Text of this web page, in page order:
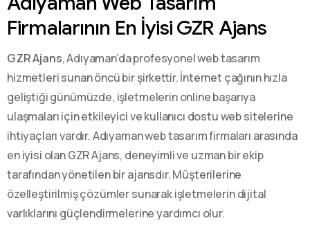
Firmalarının En İyisi GZR Ajans
GZR Ajans, Adıyaman’da profesyonel web tasarım
hizmetleri sunan öncü bir şirkettir. İnternet çağının hızla
geliştiği günümüzde, işletmelerin online başarıya
ulaşmaları için etkileyici ve kullanıcı dostu web sitelerine
ihtiyaçları vardır. Adıyaman web tasarım firmaları arasında
en iyisi olan GZR Ajans, deneyimli ve uzman bir ekip
tarafından yönetilen bir ajansdır. Müşterilerine
özelleştirilmiş çözümler sunarak işletmelerin dijital
varlıklarını güçlendirmelerine yardımcı olur.